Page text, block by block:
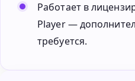
Работает в
Player —
требуется.